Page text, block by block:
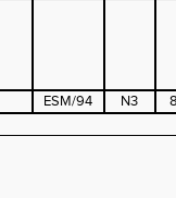
ESM/94 N3